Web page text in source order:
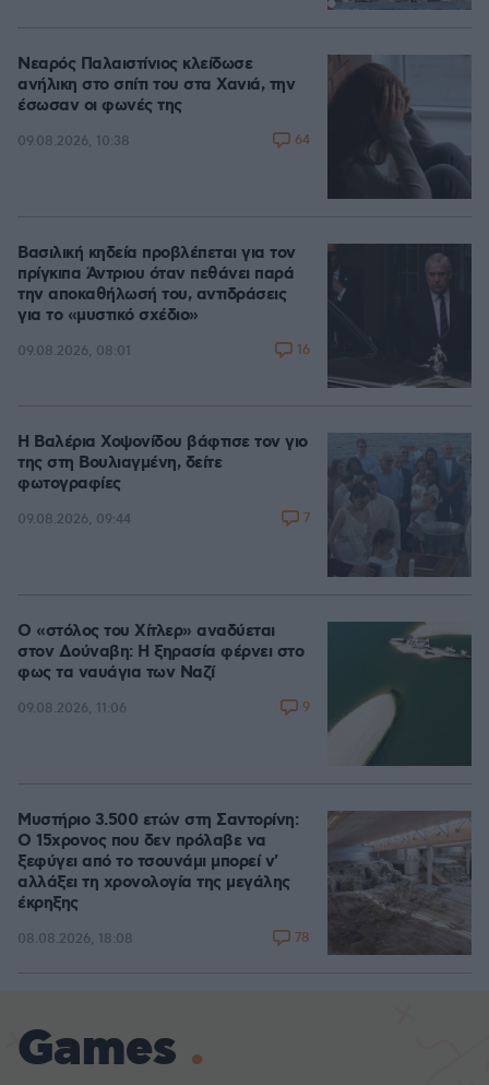
Loaded :
Νεαρός Παλαιστίνιος κλείδωσε
ανήλικη στο σπίτι του στα Χανιά, την
έσωσαν οι φωνές της
09.08.2026, 10:38 64
Βασιλική κηδεία προβλέπεται για τον
πρίγκιπα Άντριου όταν πεθάνει παρά
την αποκαθήλωσή του, αντιδράσεις
για το «μυστικό σχέδιο»
09.08.2026, 08:01 16
Η Βαλέρια Χοψονίδου βάφτισε τον γιο
της στη Βουλιαγμένη, δείτε
φωτογραφίες
09.08.2026, 09:44 7
Ο «στόλος του Χίτλερ» αναδύεται
στον Δούναβη: Η ξηρασία φέρνει στο
φως τα ναυάγια των Ναζί
09.08.2026, 11:06 9
Μυστήριο 3.500 ετών στη Σαντορίνη:
Ο 15χρονος που δεν πρόλαβε να
ξεφύγει από το τσουνάμι μπορεί ν'
αλλάξει τη χρονολογία της μεγάλης
έκρηξης
08.08.2026, 18:08 78
Games